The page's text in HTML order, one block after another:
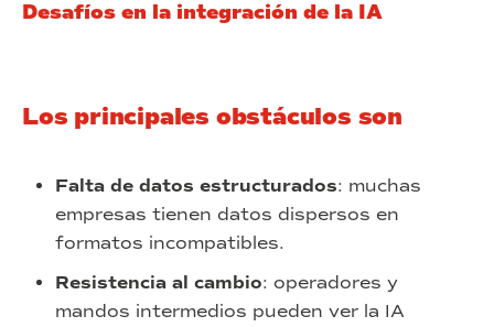
Desafíos en la integración de la IA
Los principales obstáculos son
Falta de datos estructurados: muchas
empresas tienen datos dispersos en
formatos incompatibles.
Resistencia al cambio: operadores y
mandos intermedios pueden ver la IA